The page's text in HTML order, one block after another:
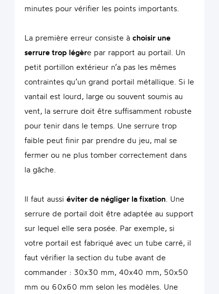
minutes pour vérifier les points importants.
La première erreur consiste à choisir une
serrure trop légère par rapport au portail. Un
petit portillon extérieur n’a pas les mêmes
contraintes qu’un grand portail métallique. Si le
vantail est lourd, large ou souvent soumis au
vent, la serrure doit être suffisamment robuste
pour tenir dans le temps. Une serrure trop
faible peut finir par prendre du jeu, mal se
fermer ou ne plus tomber correctement dans
la gâche.
Il faut aussi éviter de négliger la fixation . Une
serrure de portail doit être adaptée au support
sur lequel elle sera posée. Par exemple, si
votre portail est fabriqué avec un tube carré, il
faut vérifier la section du tube avant de
commander : 30x30 mm, 40x40 mm, 50x50
mm ou 60x60 mm selon les modèles. Une